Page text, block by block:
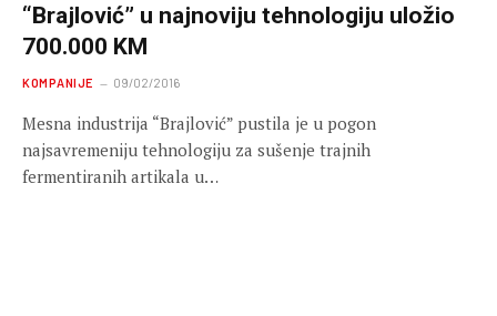
“Brajlović” u najnoviju tehnologiju uložio
700.000 KM
KOMPANIJE 09/02/2016
Mesna industrija “Brajlović” pustila je u pogon
najsavremeniju tehnologiju za sušenje trajnih
fermentiranih artikala u…